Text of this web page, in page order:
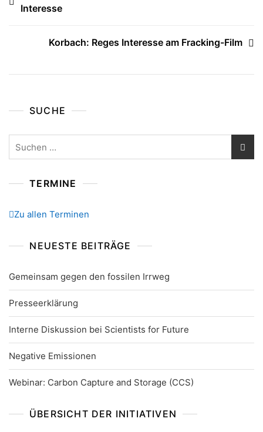
Interesse
Korbach: Reges Interesse am Fracking-Film
SUCHE
TERMINE
Zu allen Terminen
NEUESTE BEITRÄGE
Gemeinsam gegen den fossilen Irrweg
Presseerklärung
Interne Diskussion bei Scientists for Future
Negative Emissionen
Webinar: Carbon Capture and Storage (CCS)
ÜBERSICHT DER INITIATIVEN